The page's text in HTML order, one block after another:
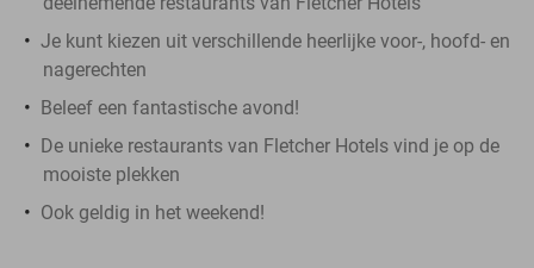
Je kunt kiezen uit verschillende heerlijke voor-, hoofd- en
nagerechten
Beleef een fantastische avond!
De unieke restaurants van Fletcher Hotels vind je op de
mooiste plekken
Ook geldig in het weekend!